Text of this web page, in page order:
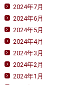
2024年7月
2024年6月
2024年5月
2024年4月
2024年3月
2024年2月
2024年1月